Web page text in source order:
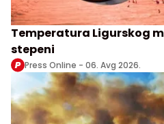
Temperatura Ligurskog
stepeni
Press Online - 06. Avg 2026.